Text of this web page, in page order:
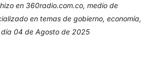
en 360radio.com.co, medio de
en temas de gobierno, economía,
04 de Agosto de 2025